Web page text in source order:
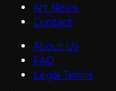
Art News
Contact
About Us
FAQ
Legal Terms